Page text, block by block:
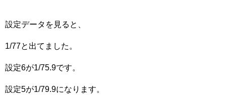
設定データを見ると、
1/77と出てました。
設定6が1/75.9です。
設定5が1/79.9になります。